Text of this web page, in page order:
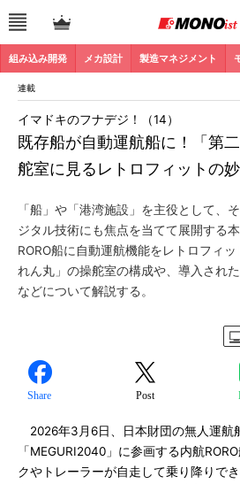
組み込み開発 メカ設計 製造マネジメント
連載
既存船が自動運航船に！「第
舵室に見るレトロフィットの妙
イマドキのフナデジ！（14）
「船」や「港湾施設」を主役として、
ジタル技術にも焦点を当てて展開する
RORO船に自動運航機能をレトロフィ
れん丸」の操舵室の構成や、導入され
などについて解説する。
Share Post
2026年3月6日、日本財団の無人運航
「MEGURI2040」に参画する内航
クやトレーラーが自走して乗り降りで